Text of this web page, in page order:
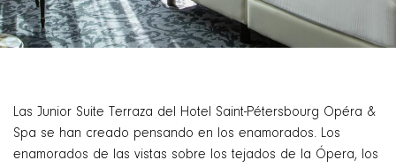
Las Junior Suite Terraza del Hotel Saint-Pétersbourg Opéra &
Spa se han creado pensando en los enamorados. Los
enamorados de las vistas sobre los tejados de la Ópera, los